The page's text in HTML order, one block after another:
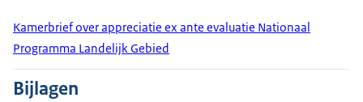
Kamerbrief over appreciatie ex ante evaluatie Nationaal
Programma Landelijk Gebied
Bijlagen